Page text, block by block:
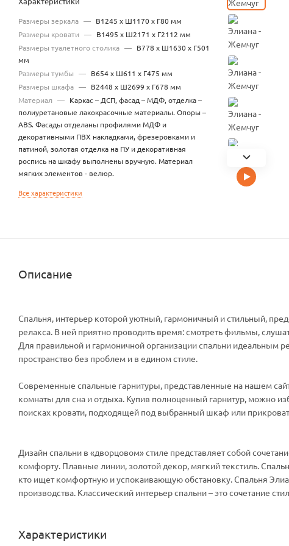
Размеры зеркала — В1245 х Ш1170 х Г80 мм
Размеры кровати — В1495 х Ш2171 х Г2112 мм
Размеры туалетного столика — В778 х Ш1630 х Г501
мм
Размеры тумбы — В654 х Ш611 х Г475 мм
Размеры шкафа — В2448 х Ш2699 х Г678 мм
Материал — Каркас – ДСП, фасад – МДФ, отделка –
полиуретановые лакокрасочные материалы. Опоры –
ABS. Фасады отделаны профилями МДФ и
декоративными ПВХ накладками, фрезеровками и
патиной, золотая отделка на ПУ и декоративная
роспись на шкафу выполнены вручную. Материал
мягких элементов - велюр.
Все характеристики
Описание
Спальня, интерьер которой уютный, гармоничный и стильный,
релакса. В ней приятно проводить время: смотреть фильмы,
Для правильной и гармоничной организации спальни
пространство без проблем и в едином стиле.
Современные спальные гарнитуры, представленные на нашем
комнаты для сна и отдыха. Купив полноценный гарнитур, можно
поисках кровати, подходящей под выбранный шкаф или
Дизайн спальни в «дворцовом» стиле представляет собой
комфорту. Плавные линии, золотой декор, мягкий текстиль.
кто ищет комфортную и успокаивающую обстановку. Спальня
производства. Классический интерьер спальни – это сочетание
Характеристики